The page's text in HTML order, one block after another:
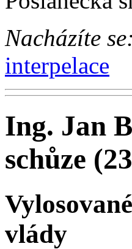
Nacházíte se:
interpelace
Ing. Jan
schůze
vlády